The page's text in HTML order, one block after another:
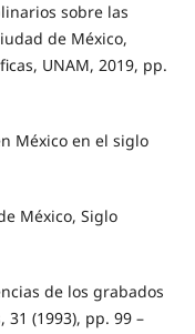
sobre las
de México,
UNAM, 2019, pp.
México en el siglo
México, Siglo
de los grabados
31 (1993), pp. 99 –